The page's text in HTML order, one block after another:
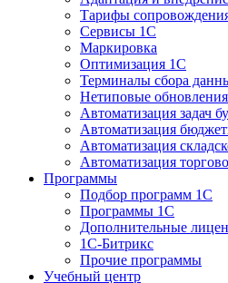
Тарифы
Сервисы 1С
Маркировка
Оптимизация 1С
Терминалы сбора
Нетиповые
Автоматизация задач
Автоматизация
Автоматизация
Автоматизация
Программы
Подбор программ 1С
Программы 1С
Дополнительные
1С-Битрикс
Прочие программы
Учебный центр